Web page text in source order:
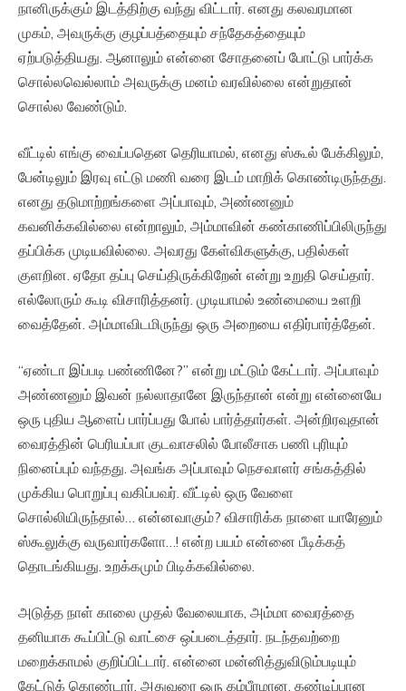
நானிருக்கும் இடத்திற்கு வந்து விட்டார். எனது கலவரமான
முகம், அவருக்கு குழப்பத்தையும் சந்தேகத்தையும்
ஏற்படுத்தியது. ஆனாலும் என்னை சோதனைப் போட்டு பார்க்க
சொல்லவெல்லாம் அவருக்கு மனம் வரவில்லை என்றுதான்
சொல்ல வேண்டும்.
வீட்டில் எங்கு வைப்பதென தெரியாமல், எனது ஸ்கூல் பேக்கிலும்,
பேன்டிலும் இரவு எட்டு மணி வரை இடம் மாறிக் கொண்டிருந்தது.
எனது தடுமாற்றங்களை அப்பாவும், அண்ணனும்
கவனிக்கவில்லை என்றாலும், அம்மாவின் கண்காணிப்பிலிருந்து
தப்பிக்க முடியவில்லை. அவரது கேள்விகளுக்கு, பதில்கள்
குளறின. ஏதோ தப்பு செய்திருக்கிறேன் என்று உறுதி செய்தார்.
எல்லோரும் கூடி விசாரித்தனர். முடியாமல் உண்மையை உளறி
வைத்தேன். அம்மாவிடமிருந்து ஒரு அறையை எதிர்பார்த்தேன்.
“ஏண்டா இப்படி பண்ணினே?” என்று மட்டும் கேட்டார். அப்பாவும்
அண்ணனும் இவன் நல்லாதானே இருந்தான் என்று என்னையே
ஒரு புதிய ஆளைப் பார்ப்பது போல் பார்த்தார்கள். அன்றிரவுதான்
வைரத்தின் பெரியப்பா குடவாசலில் போலீசாக பணி புரியும்
நினைப்பும் வந்தது. அவங்க அப்பாவும் நெசவாளர் சங்கத்தில்
முக்கிய பொறுப்பு வகிப்பவர். வீட்டில் ஒரு வேளை
சொல்லியிருந்தால்… என்னவாகும்? விசாரிக்க நாளை யாரேனும்
ஸ்கூலுக்கு வருவார்களோ…! என்ற பயம் என்னை பீடிக்கத்
தொடங்கியது. உறக்கமும் பிடிக்கவில்லை.
அடுத்த நாள் காலை முதல் வேலையாக, அம்மா வைரத்தை
தனியாக கூப்பிட்டு வாட்சை ஒப்படைத்தார். நடந்தவற்றை
மறைக்காமல் குறிப்பிட்டார். என்னை மன்னித்துவிடும்படியும்
கேட்டுக் கொண்டார். அதுவரை ஒரு கம்பீரமான, கண்டிப்பான